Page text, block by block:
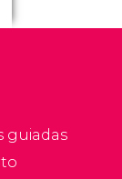
guiadas